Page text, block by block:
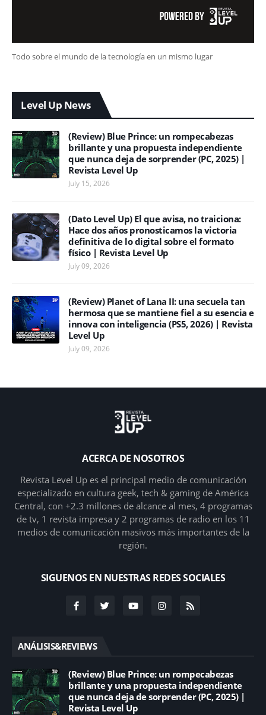
Todo sobre el mundo de la tecnología en un mismo lugar
Level Up News
(Review) Blue Prince: un rompecabezas
brillante y una propuesta independiente
que nunca deja de sorprender (PC, 2025) |
Revista Level Up
July 15, 2026
(Dato Level Up) El que avisa, no traiciona:
Hace dos años pronosticamos la victoria
definitiva de lo digital sobre el formato
físico | Revista Level Up
July 09, 2026
(Review) Planet of Lana II: una secuela tan
hermosa que se mantiene fiel a su esencia e
innova con inteligencia (PS5, 2026) | Revista
Level Up
July 09, 2026
ACERCA DE NOSOTROS
Revista Level Up es el principal medio de comunicación
especializado en cultura geek, tech & gaming de América
Central, con +2.3 millones de alcance al mes, 4 programas
de tv, 1 revista impresa y 2 programas de radio en los 11
medios de comunicación masivos más importantes de la
región.
SIGUENOS EN NUESTRAS REDES SOCIALES
ANÁLISIS&REVIEWS
(Review) Blue Prince: un rompecabezas
brillante y una propuesta independiente
que nunca deja de sorprender (PC, 2025) |
Revista Level Up